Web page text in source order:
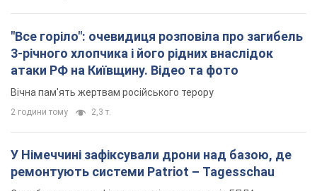
"Все горіло": очевидиця розповіла про загибель
3-річного хлопчика і його рідних внаслідок
атаки РФ на Київщину. Відео та фото
Вічна пам'ять жертвам російського терору
2 години тому 2,3 т.
У Німеччині зафіксували дрони над базою, де
ремонтують системи Patriot – Tagesschau